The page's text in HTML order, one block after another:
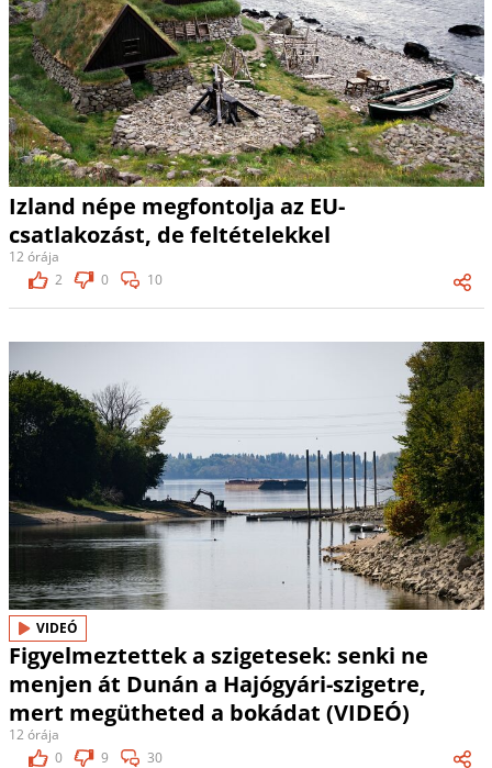
Izland népe megfontolja az EU-
csatlakozást, de feltételekkel
12 órája
2
0 10
VIDEÓ
Figyelmeztettek a szigetesek: senki ne
menjen át Dunán a Hajógyári-szigetre,
mert megütheted a bokádat (VIDEÓ)
12 órája
0
9 30